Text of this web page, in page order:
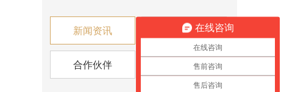
新闻资讯 税收筹划
合作伙伴 资讯视角
在线咨询
在线咨询
售前咨询
售后咨询